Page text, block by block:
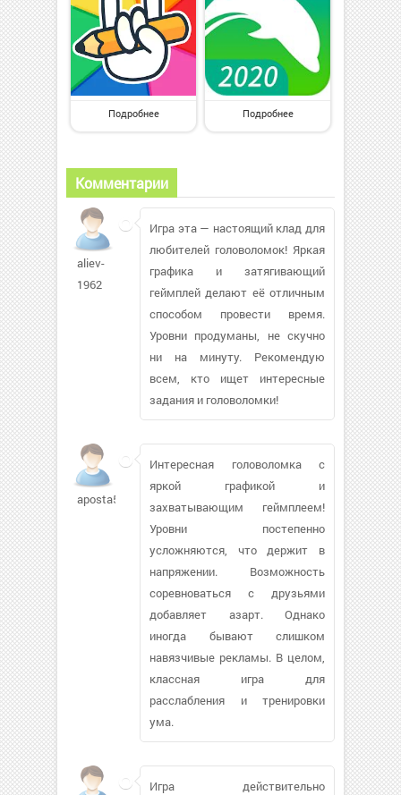
Подробнее Подробнее
Комментарии
aliev-
1962
Игра эта — настоящий клад для
любителей головоломок! Яркая
графика и затягивающий
геймплей делают её отличным
способом провести время.
Уровни продуманы, не скучно
ни на минуту. Рекомендую
всем, кто ищет интересные
задания и головоломки!
aposta578
Интересная головоломка с
яркой графикой и
захватывающим геймплеем!
Уровни постепенно
усложняются, что держит в
напряжении. Возможность
соревноваться с друзьями
добавляет азарт. Однако
иногда бывают слишком
навязчивые рекламы. В целом,
классная игра для
расслабления и тренировки
ума.
Игра действительно